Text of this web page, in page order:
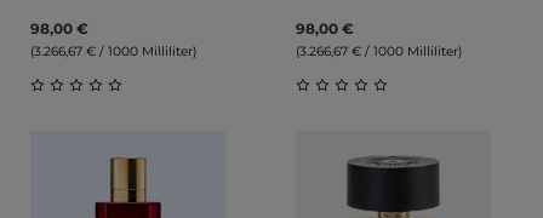
98,00 €
(3.266,67 € / 1000 Milliliter)
98,00 €
(3.266,67 € / 1000 Milliliter)